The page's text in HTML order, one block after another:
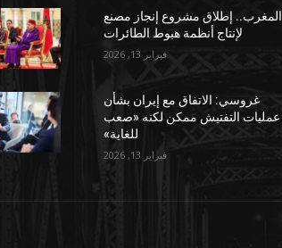
المغرب.. إطلاق مشروع إنجاز مصنع
لإنتاج أنظمة هبوط الطائرات
فبراير 13, 2026
غروسي: الاتفاق مع إيران بشأن
عمليات التفتيش ممكن لكنه «صعب
للغاية»
فبراير 13, 2026